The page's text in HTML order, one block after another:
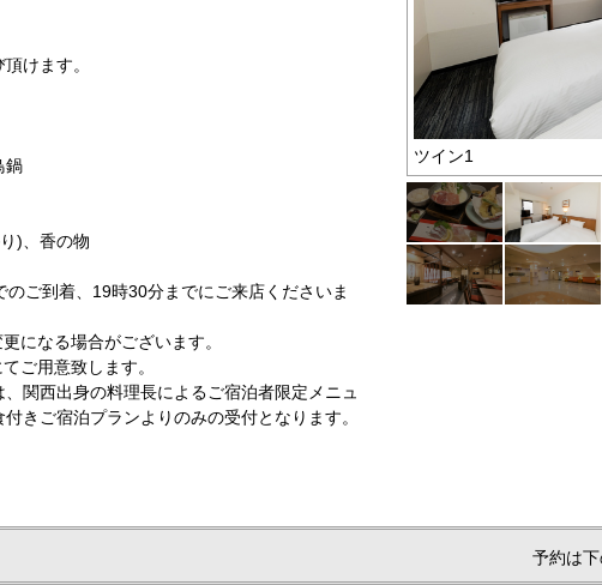
けます。
鍋
)、香の物
ご到着、19時30分までにご来店くださいま
になる場合がございます。
ご用意致します。
関西出身の料理長によるご宿泊者限定メニュ
きご宿泊プランよりのみの受付となります。
造り天ぷら御膳 ツイン1
予約は